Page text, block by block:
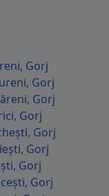
Gorj
Gorj
Gorj
Gorj
Gorj
Gorj
Gorj
Gorj